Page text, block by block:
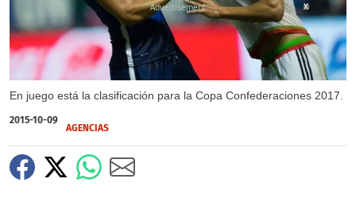
En juego está la clasificación para la Copa Confederaciones 2017.
X
2015-10-09
AGENCIAS